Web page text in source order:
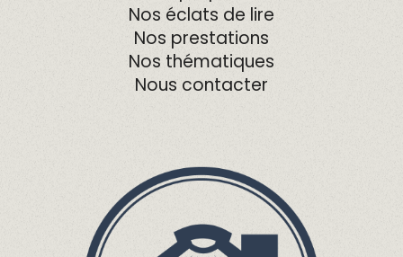
Nos éclats de lire
Nos prestations
Nos thématiques
Nous contacter